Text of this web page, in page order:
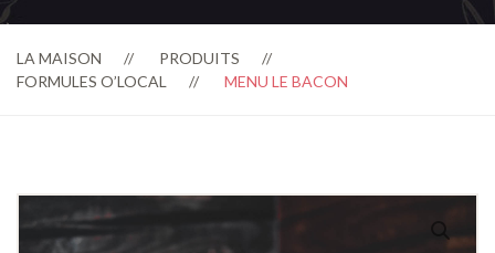
LA MAISON
PRODUITS
FORMULES O’LOCAL
MENU LE BACON